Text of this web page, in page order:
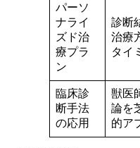
パーソ
ナライ
ズド治
療プラ
ン
診断
治療
タイ
臨床診
断手法
の応用
獣医
論を
的ア